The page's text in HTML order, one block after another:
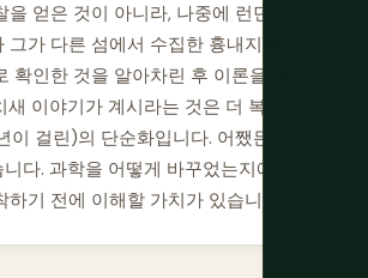
얻은 것이 아니라, 나중에 런던의
그가 다른 섬에서 수집한 흉내지빠귀
확인한 것을 알아차린 후 이론을 형성
새 이야기가 계시라는 것은 더 복잡한
이 걸린)의 단순화입니다. 어쨌든 제
다. 과학을 어떻게 바꾸었는지에 대
하기 전에 이해할 가치가 있습니다.